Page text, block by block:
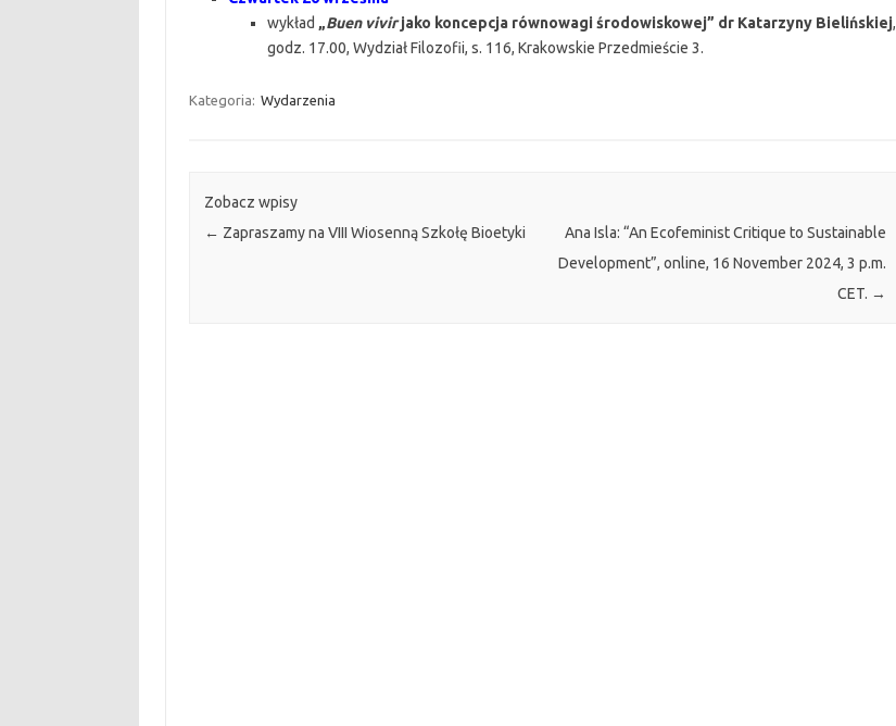
wykład „Buen vivirjako koncepcja równowagi środowiskowej” dr Katarzyny Bielińskiej,
godz. 17.00, Wydział Filozofii, s. 116, Krakowskie Przedmieście 3.
Kategoria: Wydarzenia
Zobacz wpisy
← Zapraszamy na VIII Wiosenną Szkołę Bioetyki
Ana Isla: “An Ecofeminist Critique to Sustainable
Development”, online, 16 November 2024, 3 p.m.
CET. →